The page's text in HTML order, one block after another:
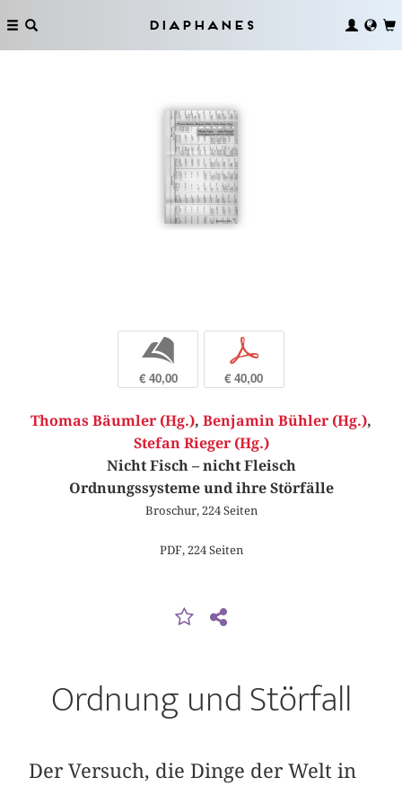
Diaphanes
b
€ 40,00
p
€ 40,00
Thomas Bäumler (Hg.), Benjamin Bühler (Hg.),
Stefan Rieger (Hg.)
Nicht Fisch – nicht Fleisch
Ordnungssysteme und ihre Störfälle
Broschur, 224 Seiten
PDF, 224 Seiten
Ordnung und Störfall
Der Versuch, die Dinge der Welt in